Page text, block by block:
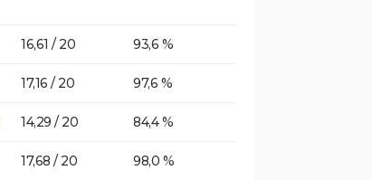
16,61 / 20 93,6 %
17,16 / 20 97,6 %
14,29 / 20 84,4 %
17,68 / 20 98,0 %